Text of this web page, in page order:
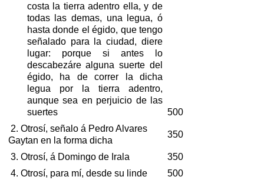
costa la tierra adentro ella, y de
todas las demas, una legua, ó
hasta donde el égido, que tengo
señalado para la ciudad, diere
lugar: porque si antes lo
descabezáre alguna suerte del
égido, ha de correr la dicha
legua por la tierra adentro,
aunque sea en perjuicio de las
suertes
500
2. Otrosí, señalo á Pedro Alvares
Gaytan en la forma dicha
350
3. Otrosí, á Domingo de Irala
350
4. Otrosí, para mí, desde su linde
500